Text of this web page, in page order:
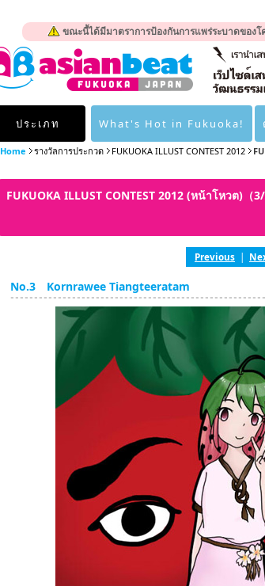
ขณะนี้ได้มีมาตราการป้องกันการแพร่ระบาดของ
ประเภท What's Hot in Fukuoka!
Home รางวัลการประกวด FUKUOKA ILLUST CONTEST 2012
FUKUOKA ILLUST CONTEST 2012 (หน้าโหวต)（3/
Previous |
No.3 Kornrawee Tiangteeratam